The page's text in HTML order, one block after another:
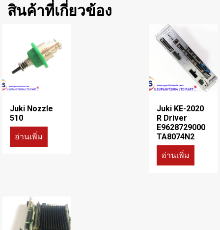
สินค้าที่เกี่ยวข้อง
Juki Nozzle
510
อ่านเพิ่ม
Juki KE-2020
R Driver
E9628729000
TA8074N2
อ่านเพิ่ม